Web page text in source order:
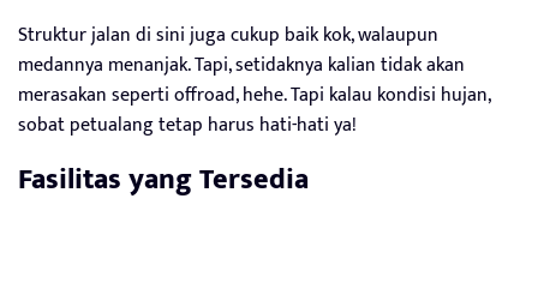
Struktur jalan di sini juga cukup baik kok, walaupun
medannya menanjak. Tapi, setidaknya kalian tidak akan
merasakan seperti offroad, hehe. Tapi kalau kondisi hujan,
sobat petualang tetap harus hati-hati ya!
Fasilitas yang Tersedia